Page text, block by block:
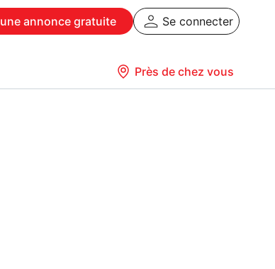
une annonce gratuite Se connecter
Près de chez vous